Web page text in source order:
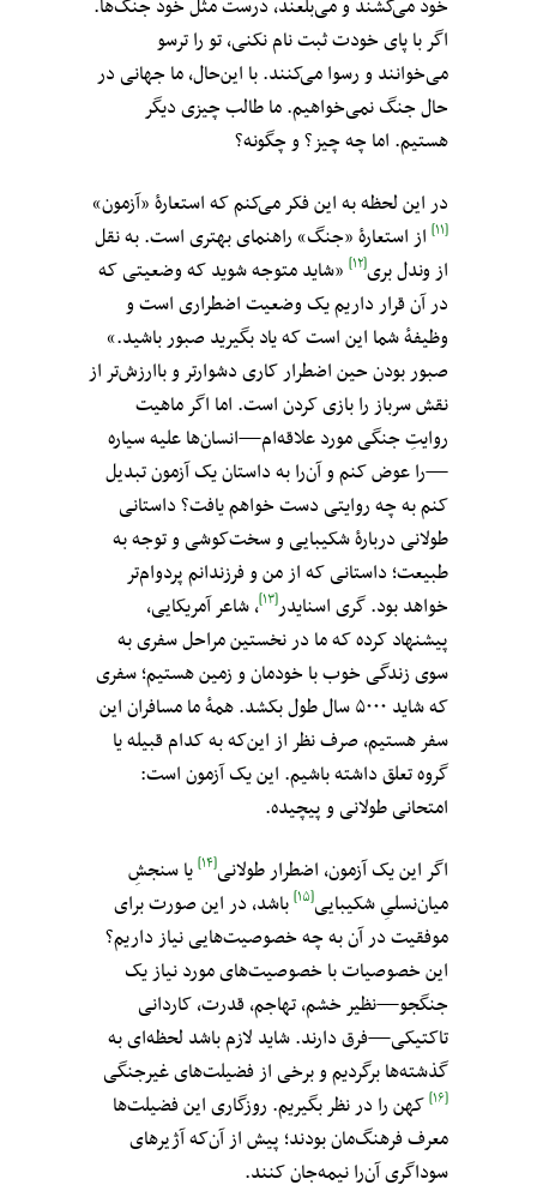
خود می‌کشند و می‌بلعند، درست مثل خود جنگ‌ها.
اگر با پای خودت ثبت نام نکنی، تو را ترسو
می‌خوانند و رسوا می‌کنند. با این‌حال، ما جهانی در
حال جنگ نمی‌خواهیم. ما طالب چیزی دیگر
هستیم. اما چه چیز؟ و چگونه؟
در این لحظه به این فکر می‌کنم که استعارهٔ «آزمون»
[۱۱] از استعارهٔ «جنگ» راهنمای بهتری است. به نقل
از وندل بری[۱۲] «شاید متوجه شوید که وضعیتی که
در آن قرار داریم یک وضعیت اضطراری است و
وظیفهٔ شما این است که یاد بگیرید صبور باشید.»
صبور بودن حین اضطرار کاری دشوارتر و باارزش‌تر از
نقش سرباز را بازی کردن است. اما اگر ماهیت
روایتِ جنگی مورد علاقه‌ام—انسان‌ها علیه سیاره
—را عوض کنم و آن‌را به داستان یک آزمون تبدیل
کنم به چه روایتی دست خواهم یافت؟ داستانی
طولانی دربارهٔ شکیبایی و سخت‌کوشی و توجه به
طبیعت؛ داستانی که از من و فرزندانم پردوام‌تر
خواهد بود. گری اسنایدر[۱۳]، شاعر آمریکایی،
پیشنهاد کرده که ما در نخستین مراحل سفری به
سوی زندگی خوب با خودمان و زمین هستیم؛ سفری
که شاید ۵۰۰۰ سال طول بکشد. همهٔ ما مسافران این
سفر هستیم، صرف نظر از این‌که به کدام قبیله یا
گروه تعلق داشته باشیم. این یک آزمون است:
امتحانی طولانی و پیچیده.
اگر این یک آزمون، اضطرار طولانی[۱۴] یا سنجشِ
میان‌نسلیِ شکیبایی[۱۵] باشد، در این صورت برای
موفقیت در آن به چه خصوصیت‌هایی نیاز داریم؟
این خصوصیات با خصوصیت‌های مورد نیاز یک
جنگجو—نظیر خشم، تهاجم، قدرت، کاردانی
تاکتیکی—فرق دارند. شاید لازم باشد لحظه‌ای به
گذشته‌ها برگردیم و برخی از فضیلت‌های غیرجنگی‌
[۱۶] کهن را در نظر بگیریم. روزگاری این فضیلت‌ها
معرف فرهنگ‌مان بودند؛ پیش از آن‌که آژیرهای
سوداگری آن‌را نیمه‌جان کنند.